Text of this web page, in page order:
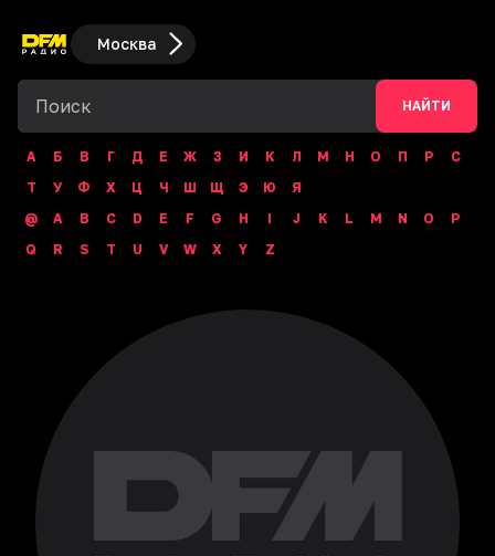
Москва
НАЙТИ
А Б В Г Д Е Ж З И К Л М Н О П Р
С
Т
У Ф Х Ц Ч Ш Щ Э Ю
Я
@
A B C D E F G H I J K L M N O
P
Q
R S T U V W X Y Z